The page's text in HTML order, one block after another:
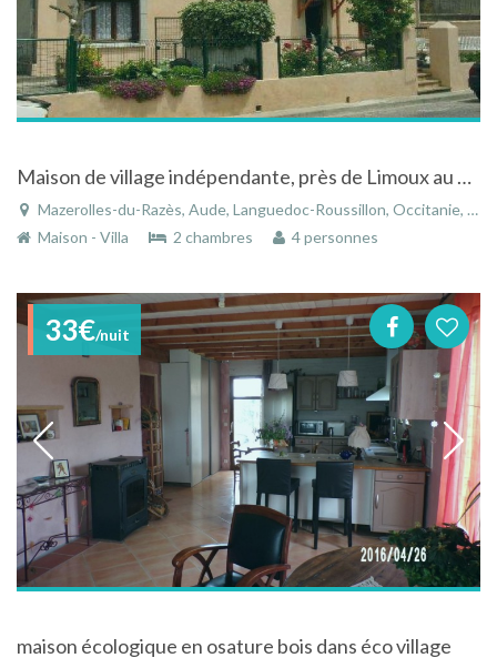
Maison de village indépendante, près de Limoux au cœur du Pays Cathare
Mazerolles-du-Razès, Aude, Languedoc-Roussillon, Occitanie, France
Maison - Villa
2 chambres 4 personnes
33€/nuit
maison écologique en osature bois dans éco village